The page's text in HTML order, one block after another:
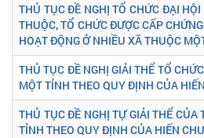
THỦ TỤC ĐỀ NGHỊ TỔ CHỨC ĐẠI
THUỘC, TỔ CHỨC ĐƯỢC CẤP
HOẠT ĐỘNG Ở NHIỀU XÃ THUỘC
THỦ TỤC ĐỀ NGHỊ GIẢI THỂ TỔ
MỘT TỈNH THEO QUY ĐỊNH CỦA
THỦ TỤC ĐỀ NGHỊ TỰ GIẢI THỂ
TỈNH THEO QUY ĐỊNH CỦA HIẾN